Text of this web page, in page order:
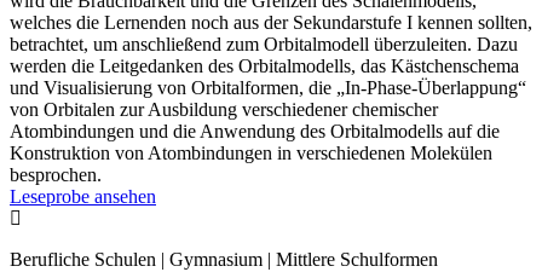
welches die Lernenden noch aus der Sekundarstufe I kennen sollten,
betrachtet, um anschließend zum Orbitalmodell überzuleiten. Dazu
werden die Leitgedanken des Orbitalmodells, das Kästchenschema
und Visualisierung von Orbitalformen, die „In-Phase-Überlappung“
von Orbitalen zur Ausbildung verschiedener chemischer
Atombindungen und die Anwendung des Orbitalmodells auf die
Konstruktion von Atombindungen in verschiedenen Molekülen
besprochen.
Leseprobe ansehen

Berufliche Schulen | Gymnasium | Mittlere Schulformen